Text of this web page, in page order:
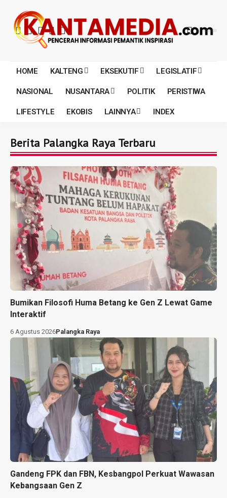
HOME KALTENG EKSEKUTIF LEGISLATIF
NASIONAL NUSANTARA POLITIK PERISTIWA
LIFESTYLE EKOBIS LAINNYA INDEX
Berita Palangka Raya Terbaru
Bumikan Filosofi Huma Betang ke Gen Z Lewat Game
Interaktif
6 Agustus 2026Palangka Raya
Gandeng FPK dan FBN, Kesbangpol Perkuat Wawasan
Kebangsaan Gen Z